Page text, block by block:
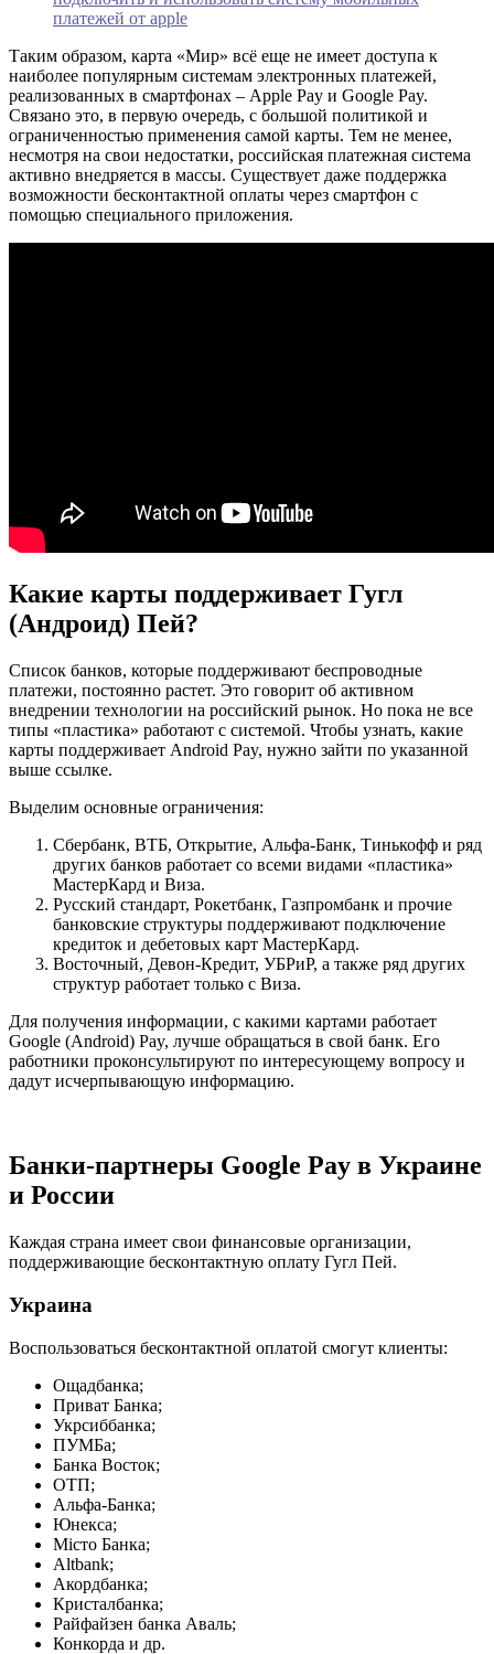
платежей от apple
Таким образом, карта «Мир» всё еще не имеет доступа к
наиболее популярным системам электронных платежей,
реализованных в смартфонах – Apple Pay и Google Pay.
Связано это, в первую очередь, с большой политикой и
ограниченностью применения самой карты. Тем не менее,
несмотря на свои недостатки, российская платежная система
активно внедряется в массы. Существует даже поддержка
возможности бесконтактной оплаты через смартфон с
помощью специального приложения.
Какие карты поддерживает Гугл
(Андроид) Пей?
Список банков, которые поддерживают беспроводные
платежи, постоянно растет. Это говорит об активном
внедрении технологии на российский рынок. Но пока не все
типы «пластика» работают с системой. Чтобы узнать, какие
карты поддерживает Android Pay, нужно зайти по указанной
выше ссылке.
Выделим основные ограничения:
Сбербанк, ВТБ, Открытие, Альфа-Банк, Тинькофф и ряд
других банков работает со всеми видами «пластика»
МастерКард и Виза.
Русский стандарт, Рокетбанк, Газпромбанк и прочие
банковские структуры поддерживают подключение
кредиток и дебетовых карт МастерКард.
Восточный, Девон-Кредит, УБРиР, а также ряд других
структур работает только с Виза.
Для получения информации, с какими картами работает
Google (Android) Pay, лучше обращаться в свой банк. Его
работники проконсультируют по интересующему вопросу и
дадут исчерпывающую информацию.
Банки-партнеры Google Pay в Украине
и России
Каждая страна имеет свои финансовые организации,
поддерживающие бесконтактную оплату Гугл Пей.
Украина
Воспользоваться бесконтактной оплатой смогут клиенты:
Ощадбанка;
Приват Банка;
Укрсиббанка;
ПУМБа;
Банка Восток;
ОТП;
Альфа-Банка;
Юнекса;
Місто Банка;
Altbank;
Акордбанка;
Кристалбанка;
Райфайзен банка Аваль;
Конкорда и др.